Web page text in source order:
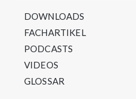
DOWNLOADS
FACHARTIKEL
PODCASTS
VIDEOS
GLOSSAR